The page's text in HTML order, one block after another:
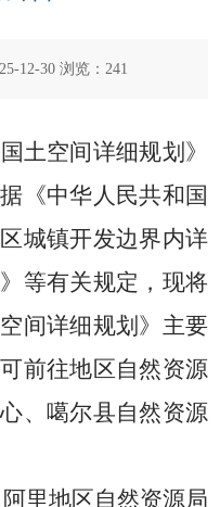
12-30 浏览： 241
土空间详细规划》
《中华人民共和国
城镇开发边界内详
等有关规定，现将
间详细规划》主要
前往地区自然资源
、噶尔县自然资源
阿里地区自然资源局